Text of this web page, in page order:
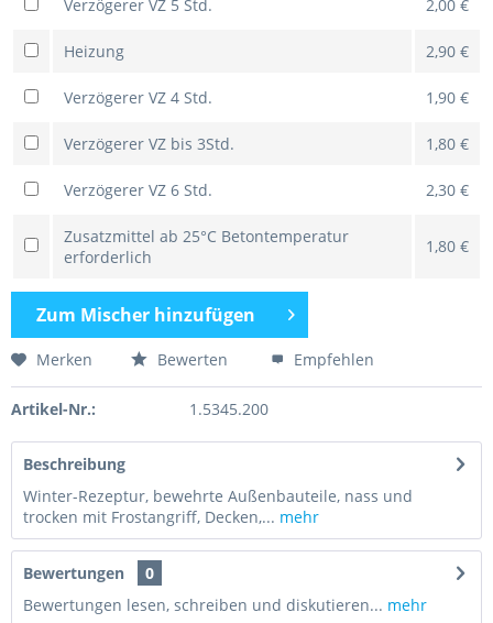
Verzögerer VZ 5 Std. 2,00 €
Heizung 2,90 €
Verzögerer VZ 4 Std. 1,90 €
Verzögerer VZ bis 3Std. 1,80 €
Verzögerer VZ 6 Std. 2,30 €
Zusatzmittel ab 25°C Betontemperatur
erforderlich
1,80 €
Zum Mischer hinzufügen
Merken Bewerten Empfehlen
Artikel-Nr.: 1.5345.200
Beschreibung
Winter-Rezeptur, bewehrte Außenbauteile, nass und
trocken mit Frostangriff, Decken,... mehr
Bewertungen
0
Bewertungen lesen, schreiben und diskutieren... mehr